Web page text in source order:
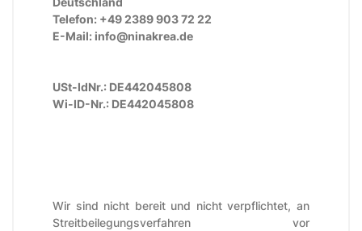
Telefon: +49 2389 903 72 22
E-Mail: info@ninakrea.de
USt-IdNr.: DE442045808
Wi-ID-Nr.: DE442045808
Wir sind nicht bereit und nicht verpflichtet, an
Streitbeilegungsverfahren vor